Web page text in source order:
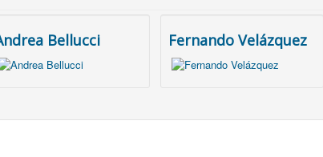
Bellucci Fernando Velázquez